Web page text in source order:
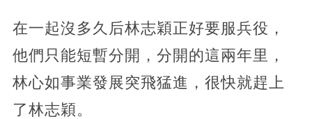
在一起沒多久后林志穎正好要服兵役，
他們只能短暫分開，分開的這兩年里，
林心如事業發展突飛猛進，很快就趕上
了林志穎。